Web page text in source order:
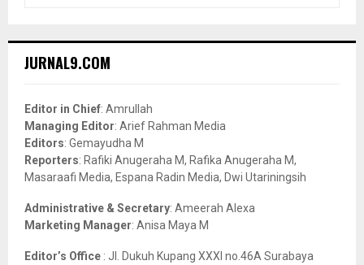
h
o
r
:
JURNAL9.COM
Editor in Chief: Amrullah
Managing Editor: Arief Rahman Media
Editors: Gemayudha M
Reporters: Rafiki Anugeraha M, Rafika Anugeraha M,
Masaraafi Media, Espana Radin Media, Dwi Utariningsih
Administrative & Secretary: Ameerah Alexa
Marketing Manager: Anisa Maya M
Editor’s Office : Jl. Dukuh Kupang XXXI no.46A Surabaya